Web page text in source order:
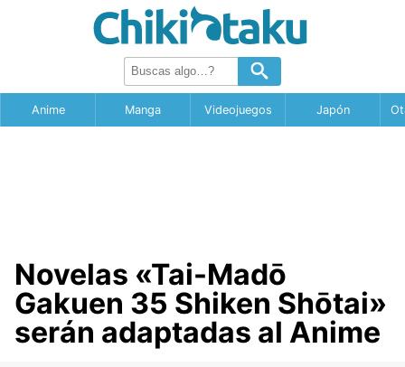
Anime Manga Videojuegos Japón
Novelas «Tai-Madō
Gakuen 35 Shiken Shōtai»
serán adaptadas al Anime